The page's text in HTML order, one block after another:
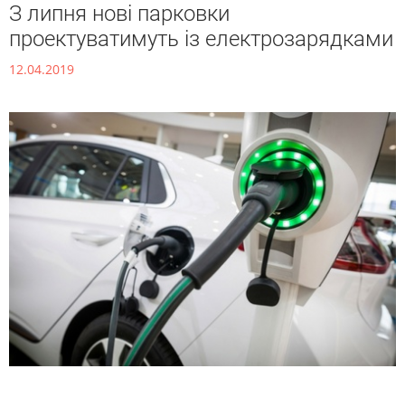
З липня нові парковки
проектуватимуть із електрозарядками
12.04.2019